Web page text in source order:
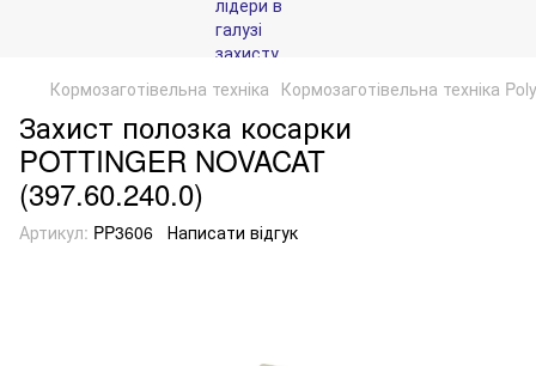
Кормозаготівельна техніка Кормозаготівельна техніка
Захист полозка косарки
POTTINGER NOVACAT
(397.60.240.0)
Артикул: PP3606 Написати відгук